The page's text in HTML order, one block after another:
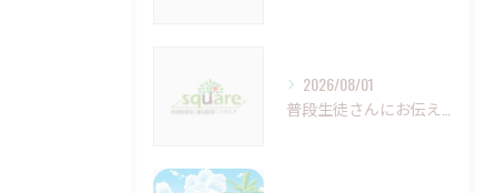
2026/08/01
普段生徒さんにお伝えしていること（夏休み編①）